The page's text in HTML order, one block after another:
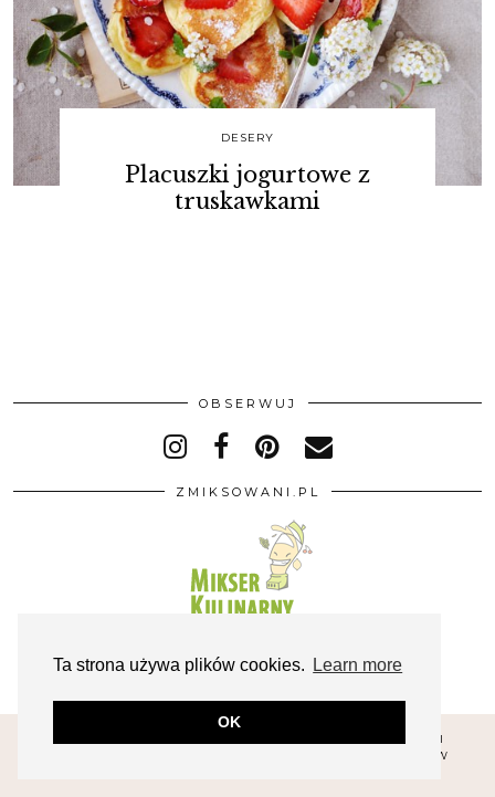
Ta strona używa plików cookies. Learn more
OK
DESERY
Placuszki jogurtowe z
truskawkami
OBSERWUJ
ZMIKSOWANI.PL
MAŁE KULINARIA. FOTOGRAFIA KULINARNA I
POLITYKA PRYWATNOŚCI ORAZ PLIKÓW